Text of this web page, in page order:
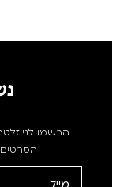
הרשמו
הסרטים